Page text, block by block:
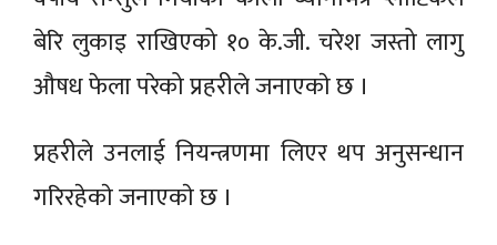
बेरि लुकाइ राखिएको १० के.जी. चरेश जस्तो लागु
औषध फेला परेको प्रहरीले जनाएकाे छ ।
प्रहरीले उनलाई नियन्त्रणमा लिएर थप अनुसन्धान
गरिरहेकाे जनाएकाे छ ।